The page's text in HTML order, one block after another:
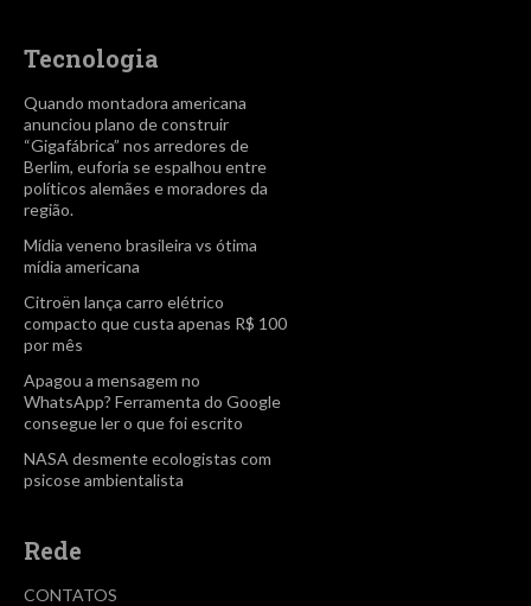
Tecnologia
Quando montadora americana
anunciou plano de construir
“Gigafábrica” nos arredores de
Berlim, euforia se espalhou entre
políticos alemães e moradores da
região.
Mídia veneno brasileira vs ótima
mídia americana
Citroën lança carro elétrico
compacto que custa apenas R$ 100
por mês
Apagou a mensagem no
WhatsApp? Ferramenta do Google
consegue ler o que foi escrito
NASA desmente ecologistas com
psicose ambientalista
Rede
CONTATOS